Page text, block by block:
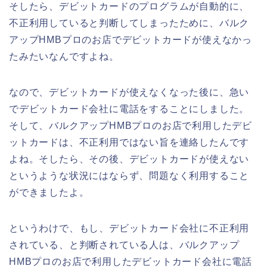
そしたら、デビットカードのプログラムが自動的に、
不正利用していると判断してしまったために、バルク
アップHMBプロのお店でデビットカードが使えなかっ
たみたいなんですよね。
なので、デビットカードが使えなくなった後に、急い
でデビットカード会社に電話をすることにしました。
そして、バルクアップHMBプロのお店で利用したデビ
ットカードは、不正利用ではない旨を連絡したんです
よね。そしたら、その後、デビットカードが使えない
というような状況にはならず、問題なく利用すること
ができましたよ。
というわけで、もし、デビットカード会社に不正利用
されている、と判断されている人は、バルクアップ
HMBプロのお店で利用したデビットカード会社に電話